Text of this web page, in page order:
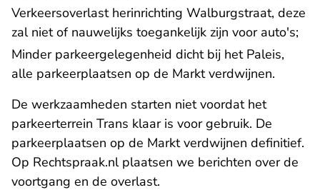
Verkeersoverlast herinrichting Walburgstraat, deze
zal niet of nauwelijks toegankelijk zijn voor auto's;
Minder parkeergelegenheid dicht bij het Paleis,
alle parkeerplaatsen op de Markt verdwijnen.
De werkzaamheden starten niet voordat het
parkeerterrein Trans klaar is voor gebruik. De
parkeerplaatsen op de Markt verdwijnen definitief.
Op Rechtspraak.nl plaatsen we berichten over de
voortgang en de overlast.